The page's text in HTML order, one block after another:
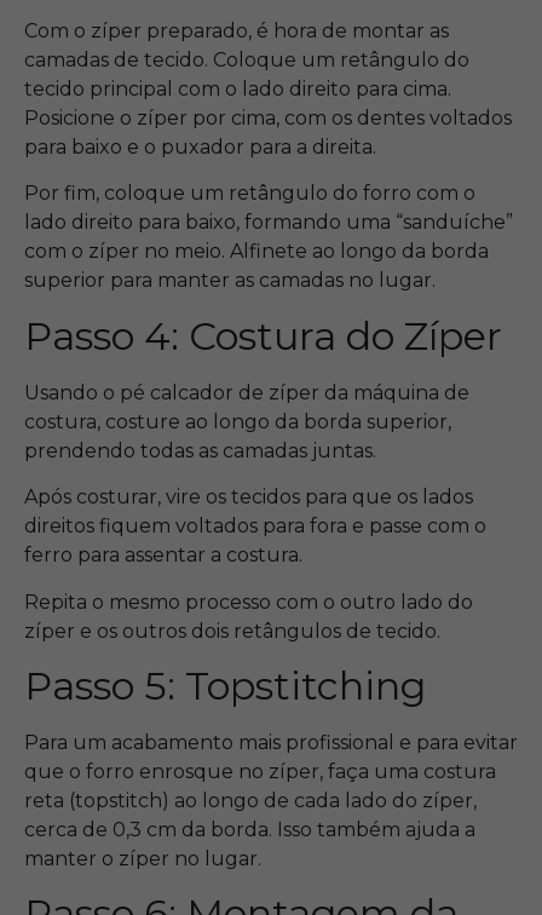
Com o zíper preparado, é hora de montar as
camadas de tecido. Coloque um retângulo do
tecido principal com o lado direito para cima.
Posicione o zíper por cima, com os dentes voltados
para baixo e o puxador para a direita.
Por fim, coloque um retângulo do forro com o
lado direito para baixo, formando uma “sanduíche”
com o zíper no meio. Alfinete ao longo da borda
superior para manter as camadas no lugar.
Passo 4: Costura do Zíper
Usando o pé calcador de zíper da máquina de
costura, costure ao longo da borda superior,
prendendo todas as camadas juntas.
Após costurar, vire os tecidos para que os lados
direitos fiquem voltados para fora e passe com o
ferro para assentar a costura.
Repita o mesmo processo com o outro lado do
zíper e os outros dois retângulos de tecido.
Passo 5: Topstitching
Para um acabamento mais profissional e para evitar
que o forro enrosque no zíper, faça uma costura
reta (topstitch) ao longo de cada lado do zíper,
cerca de 0,3 cm da borda. Isso também ajuda a
manter o zíper no lugar.